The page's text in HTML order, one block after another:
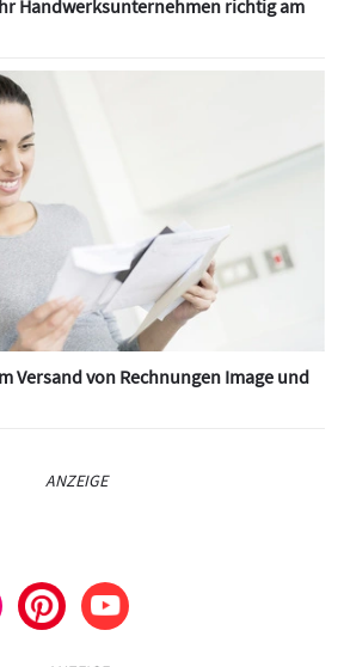
Handwerksunternehmen richtig am
Versand von Rechnungen Image und
ANZEIGE